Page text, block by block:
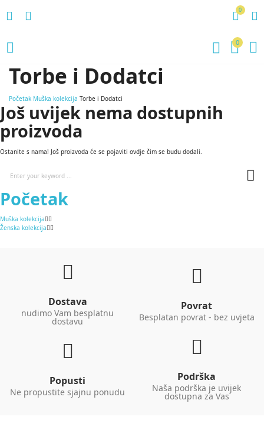
0
0
Torbe i Dodatci
Početak Muška kolekcija Torbe i Dodatci
Još uvijek nema dostupnih
proizvoda
Ostanite s nama! Još proizvoda će se pojaviti ovdje čim se budu dodali.
Početak
Muška kolekcija
Ženska kolekcija
Dostava
nudimo Vam besplatnu
dostavu
Povrat
Besplatan povrat - bez uvjeta
Popusti
Ne propustite sjajnu ponudu
Podrška
Naša podrška je uvijek
dostupna za Vas